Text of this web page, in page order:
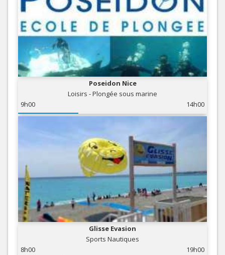
Poseidon Nice
Loisirs - Plongée sous marine
9h00
14h00
Glisse Evasion
Sports Nautiques
8h00
19h00